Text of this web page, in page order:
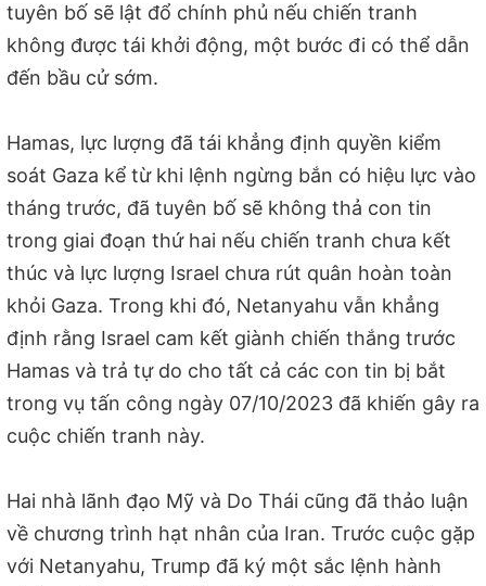
tuyên bố sẽ lật đổ chính phủ nếu chiến tranh
không được tái khởi động, một bước đi có thể dẫn
đến bầu cử sớm.
Hamas, lực lượng đã tái khẳng định quyền kiểm
soát Gaza kể từ khi lệnh ngừng bắn có hiệu lực vào
tháng trước, đã tuyên bố sẽ không thả con tin
trong giai đoạn thứ hai nếu chiến tranh chưa kết
thúc và lực lượng Israel chưa rút quân hoàn toàn
khỏi Gaza. Trong khi đó, Netanyahu vẫn khẳng
định rằng Israel cam kết giành chiến thắng trước
Hamas và trả tự do cho tất cả các con tin bị bắt
trong vụ tấn công ngày 07/10/2023 đã khiến gây ra
cuộc chiến tranh này.
Hai nhà lãnh đạo Mỹ và Do Thái cũng đã thảo luận
về chương trình hạt nhân của Iran. Trước cuộc gặp
với Netanyahu, Trump đã ký một sắc lệnh hành